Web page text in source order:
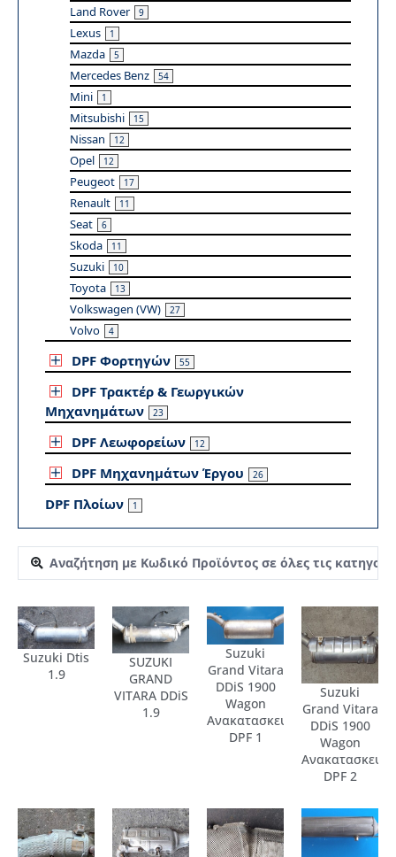
Land Rover 9
Lexus 1
Mazda 5
Mercedes Benz 54
Mini 1
Mitsubishi 15
Nissan 12
Opel 12
Peugeot 17
Renault 11
Seat 6
Skoda 11
Suzuki 10
Toyota 13
Volkswagen (VW) 27
Volvo 4
DPF Φορτηγών 55
DPF Τρακτέρ & Γεωργικών
Μηχανημάτων
23
DPF Λεωφορείων 12
DPF Μηχανημάτων Έργου 26
DPF Πλοίων 1
Suzuki Dtis
1.9
SUZUKI
GRAND
VITARA DDiS
1.9
Suzuki
Grand Vitara
DDiS 1900
Wagon
Ανακατασκευασμένο
DPF 1
Suzuki
Grand Vitara
DDiS 1900
Wagon
DPF 2